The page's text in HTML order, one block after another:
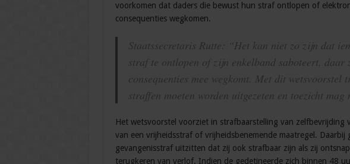
voorkomen dat daders die bewust hun straf ontlopen of
consequenties wegkomen.
Staatssecretaris Rutte:
“Het kan niet zo zijn dat
straf te ontlopen of zijn enkelband saboteert, daar
consequenties mee wegkomt. Met dit wetsvoorstel
straffen moeten worden uitgezeten en toezicht
Het wetsvoorstel voorziet in strafbaarstelling van zelfbevrijding
van een vrijheidsstraf of vrijheidsbenemende maatregel.
gevangenisstraf uitzitten dat zij ook strafbaar zijn als zij
terugkeren van verlof. Indien de gedetineerde zich binnen 48